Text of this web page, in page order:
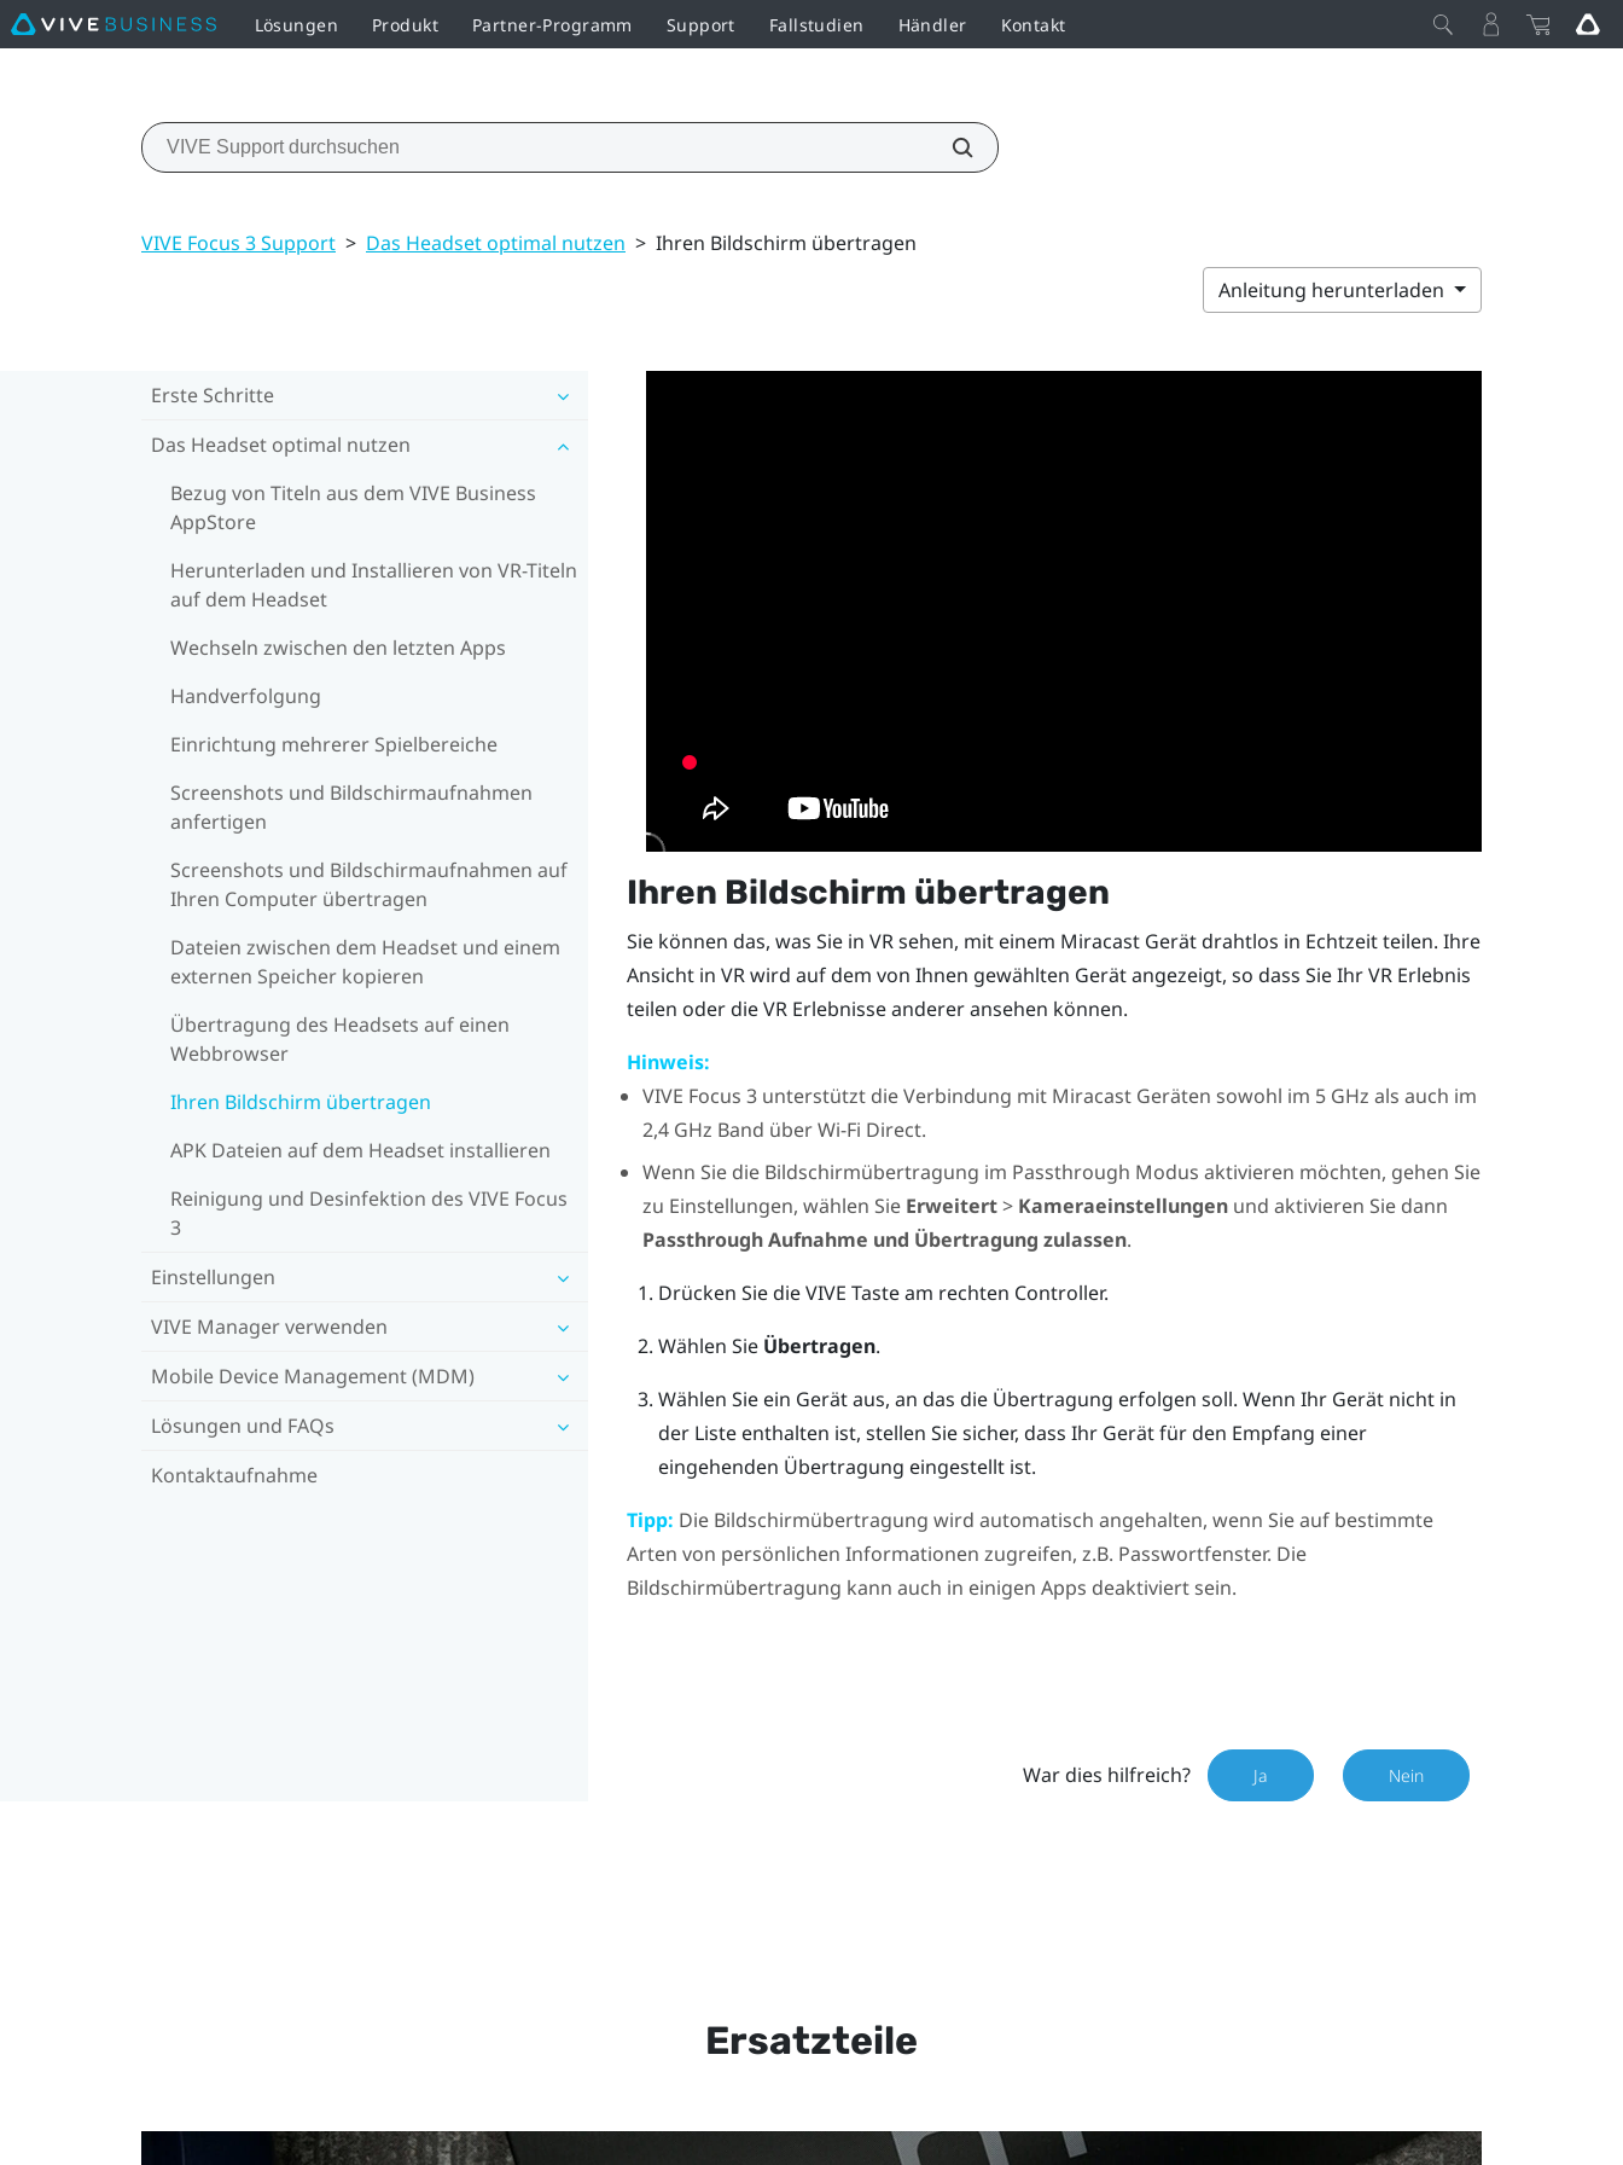
Lösungen Produkt Partner-Programm Support Fallstudien Händler Kontakt
VIVE Focus 3 Support > Das Headset optimal nutzen > Ihren Bildschirm übertragen
Anleitung herunterladen
Erste Schritte
Das Headset optimal nutzen
Bezug von Titeln aus dem VIVE Business
AppStore
Herunterladen und Installieren von VR-Titeln
auf dem Headset
Wechseln zwischen den letzten Apps
Handverfolgung
Einrichtung mehrerer Spielbereiche
Screenshots und Bildschirmaufnahmen
anfertigen
Screenshots und Bildschirmaufnahmen auf
Ihren Computer übertragen
Dateien zwischen dem Headset und einem
externen Speicher kopieren
Übertragung des Headsets auf einen
Webbrowser
Ihren Bildschirm übertragen
APK Dateien auf dem Headset installieren
Reinigung und Desinfektion des VIVE Focus
3
Einstellungen
VIVE Manager verwenden
Mobile Device Management (MDM)
Lösungen und FAQs
Kontaktaufnahme
Ihren Bildschirm übertragen
Sie können das, was Sie in VR sehen, mit einem MiracastGerät drahtlos in Echtzeit teilen. Ihre
Ansicht in VR wird auf dem von Ihnen gewählten Gerät angezeigt, so dass Sie Ihr VR Erlebnis
teilen oder die VR Erlebnisse anderer ansehen können.
Hinweis:
VIVE Focus 3unterstützt die Verbindung mit MiracastGeräten sowohl im 5 GHz als auch im
2,4 GHz Band überWi-Fi Direct.
Wenn Sie die Bildschirmübertragung im Passthrough Modus aktivieren möchten, gehen Sie
zu Einstellungen, wählen Sie Erweitert> Kameraeinstellungenund aktivieren Sie dann
Passthrough Aufnahme und Übertragung zulassen.
Drücken Sie dieVIVE Taste am rechten Controller.
Wählen Sie Übertragen.
Wählen Sie ein Gerät aus, an das die Übertragung erfolgen soll. Wenn Ihr Gerät nicht in
der Liste enthalten ist, stellen Sie sicher, dass Ihr Gerät für den Empfang einer
eingehenden Übertragung eingestellt ist.
Tipp: Die Bildschirmübertragung wird automatisch angehalten, wenn Sie auf bestimmte
Arten von persönlichen Informationen zugreifen, z.B. Passwortfenster. Die
Bildschirmübertragung kann auch in einigen Apps deaktiviert sein.
War dies hilfreich? Ja Nein
Ersatzteile